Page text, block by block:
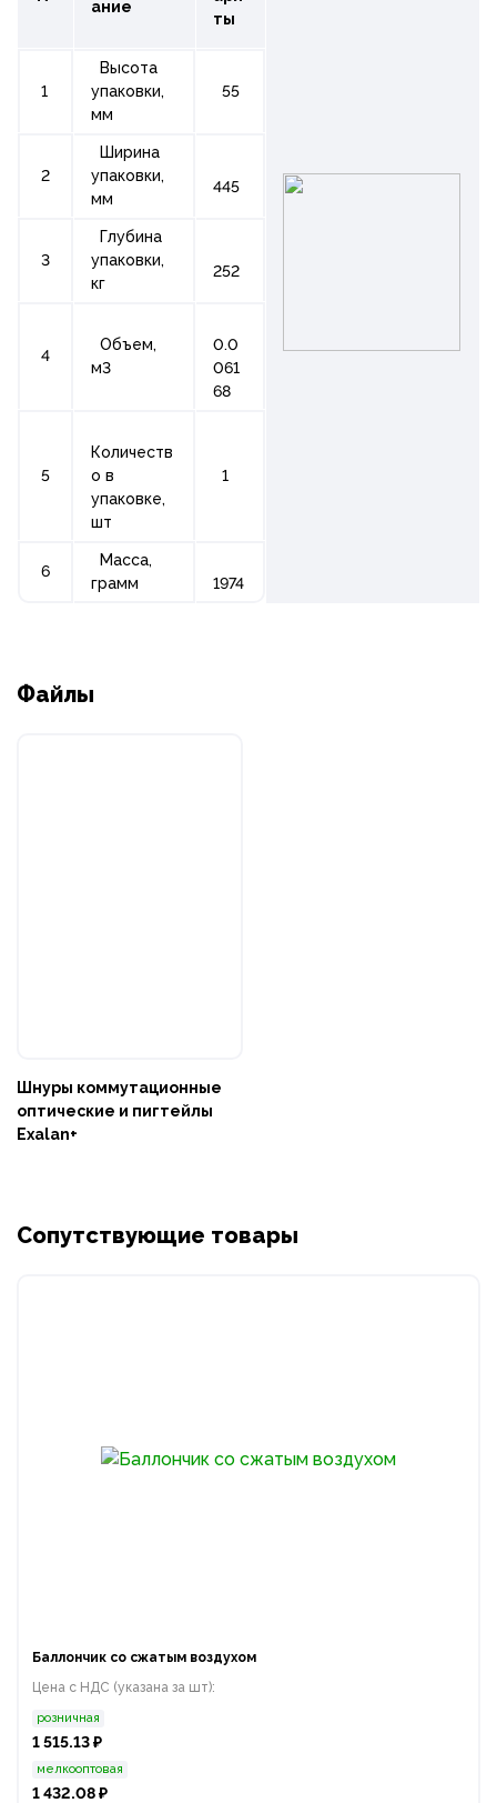
ание
ты
1
Высота
упаковки,
мм
55
2
Ширина
упаковки,
мм
445
3
Глубина
упаковки,
кг
252
4
Объем,
м3
0.0
061
68
5
Количеств
о в
упаковке,
шт
1
6
Масса,
грамм
1974
Файлы
Шнуры коммутационные
оптические и пигтейлы
Exalan+
Сопутствующие товары
Баллончик со сжатым воздухом
Цена с НДС (указана за шт):
розничная
1 515.13 ₽
мелкооптовая
1 432.08 ₽